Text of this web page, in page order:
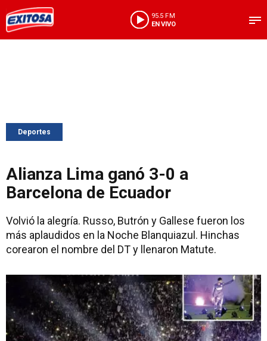
95.5 FM
EN VIVO
Deportes
Alianza Lima ganó 3-0 a
Barcelona de Ecuador
Volvió la alegría. Russo, Butrón y Gallese fueron los
más aplaudidos en la Noche Blanquiazul. Hinchas
corearon el nombre del DT y llenaron Matute.